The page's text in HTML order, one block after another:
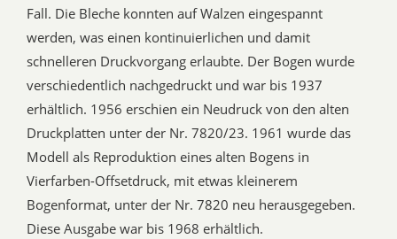
Fall. Die Bleche konnten auf Walzen eingespannt
werden, was einen kontinuierlichen und damit
schnelleren Druckvorgang erlaubte. Der Bogen wurde
verschiedentlich nachgedruckt und war bis 1937
erhältlich. 1956 erschien ein Neudruck von den alten
Druckplatten unter der Nr. 7820/23. 1961 wurde das
Modell als Reproduktion eines alten Bogens in
Vierfarben-Offsetdruck, mit etwas kleinerem
Bogenformat, unter der Nr. 7820 neu herausgegeben.
Diese Ausgabe war bis 1968 erhältlich.